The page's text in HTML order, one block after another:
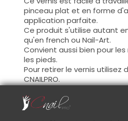
pinceau plat et en forme
application parfaite.
Ce produit s'utilise autant
qu'en french ou Nail-Art.
Convient aussi bien pour
les pieds.
Pour retirer le vernis utilisez
CNAILPRO.
Conseil :